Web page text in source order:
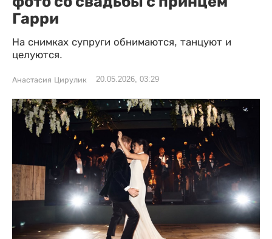
Гарри
На снимках супруги обнимаются, танцуют и
целуются.
Анастасия Цирулик 20.05.2026, 03:29